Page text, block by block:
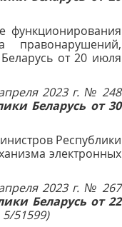
правонарушений,
от 20 июля
2023 г. № 248
Беларусь от 30
Республики
электронных
2023 г. № 267
Беларусь от 22
5/51599)